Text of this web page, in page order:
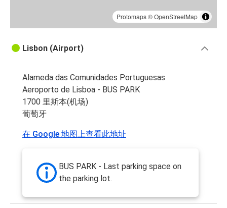
卡尔达斯达雷法
卡尔达斯达雷法
里斯本(机场)
卡斯特洛布兰库
佩尼什
里斯本(机场)
卡斯特洛布兰库
里斯本(机场)
里斯本(机场)
Protomaps©OpenStreetMap
Lisbon (Airport)
Alameda das Comunidades Portuguesas
Aeroporto de Lisboa - BUS PARK
1700 里斯本(机场)
葡萄牙
在 Google 地图上查看此地址
BUS PARK - Last parking space on
the parking lot.